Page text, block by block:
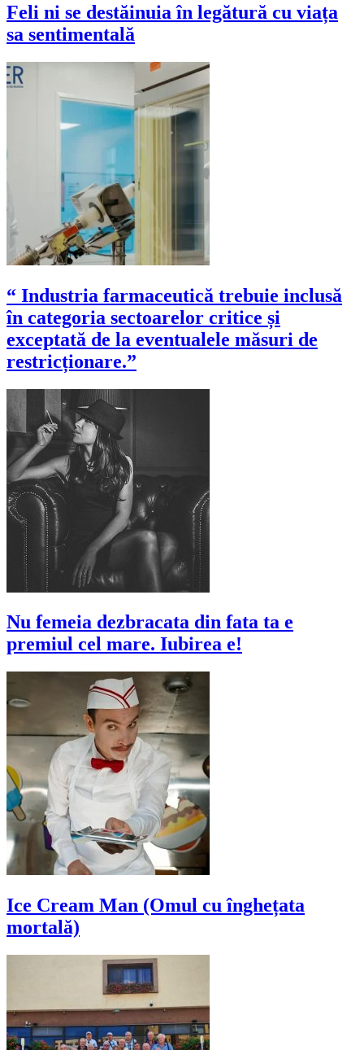
Feli ni se destăinuia în legătură cu viața
sa sentimentală
“ Industria farmaceutică trebuie inclusă
în categoria sectoarelor critice și
exceptată de la eventualele măsuri de
restricționare.”
Nu femeia dezbracata din fata ta e
premiul cel mare. Iubirea e!
Ice Cream Man (Omul cu înghețata
mortală)